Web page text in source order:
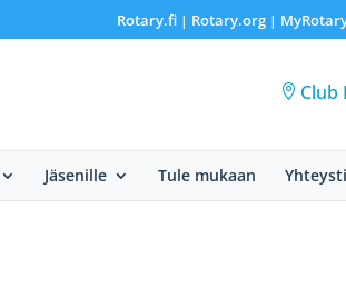
Rotary.fi| Rotary.org|
Club
Jäsenille Tule mukaan